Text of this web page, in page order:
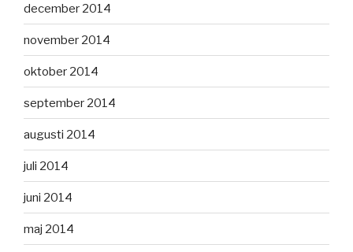
december 2014
november 2014
oktober 2014
september 2014
augusti 2014
juli 2014
juni 2014
maj 2014